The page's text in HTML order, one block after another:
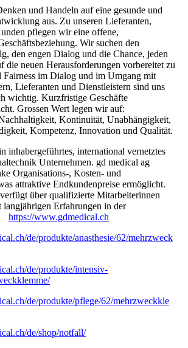
und Handeln auf eine gesunde und
aus. Zu unseren Lieferanten,
pflegen wir eine offene,
Wir suchen den
den engen Dialog und die Chance, jeden
die neuen Herausforderungen vorbereitet zu
Fairness im Dialog und im Umgang mit
Lieferanten und Dienstleistern sind uns
wichtig. Kurzfristige Geschäfte
Grossen Wert legen wir auf:
Kontinuität, Unabhängigkeit,
Kompetenz, Innovation und Qualität.
inhabergeführtes, international vernetztes
Unternehmen. gd medical ag
Organisations-, Kosten- und
attraktive Endkundenpreise ermöglicht.
über qualifizierte Mitarbeiterinnen
Erfahrungen in der
https://www.gdmedical.ch
de/produkte/anasthesie/62/mehrzweck
de/produkte/intensiv-
de/produkte/pflege/62/mehrzweckkle
de/shop/notfall/